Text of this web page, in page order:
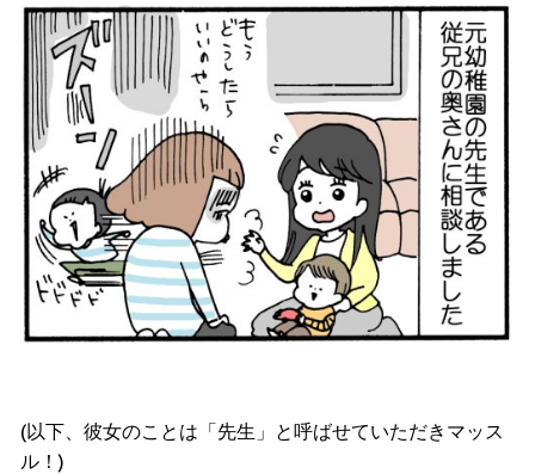
(以下、彼女のことは「先生」と呼ばせていただきマッス
ル！)